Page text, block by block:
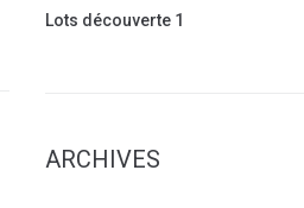
Lots découverte 1
ARCHIVES